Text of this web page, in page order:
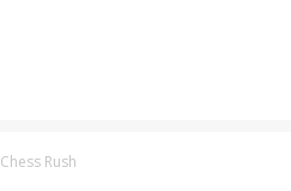
Chess Rush